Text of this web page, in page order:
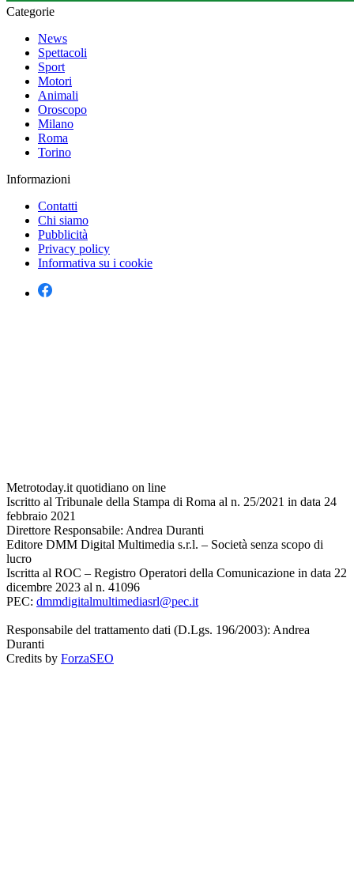
Categorie
News
Spettacoli
Sport
Motori
Animali
Oroscopo
Milano
Roma
Torino
Informazioni
Contatti
Chi siamo
Pubblicità
Privacy policy
Informativa su i cookie
Metrotoday.it quotidiano on line
Iscritto al Tribunale della Stampa di Roma al n. 25/2021 in data 24
febbraio 2021
Direttore Responsabile: Andrea Duranti
Editore DMM Digital Multimedia s.r.l. – Società senza scopo di
lucro
Iscritta al ROC – Registro Operatori della Comunicazione in data 22
dicembre 2023 al n. 41096
PEC: dmmdigitalmultimediasrl@pec.it
Responsabile del trattamento dati (D.Lgs. 196/2003): Andrea
Duranti
Credits by ForzaSEO